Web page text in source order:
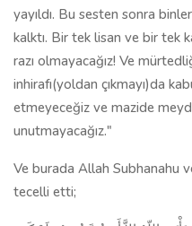
yayıldı. Bu sesten sonra
kalktı. Bir tek lisan ve bir tek
razı olmayacağız! Ve
inhirafı(yoldan çıkmayı)da
etmeyeceğiz ve mazide
unutmayacağız."
Ve burada Allah Subhanahu
tecelli etti;